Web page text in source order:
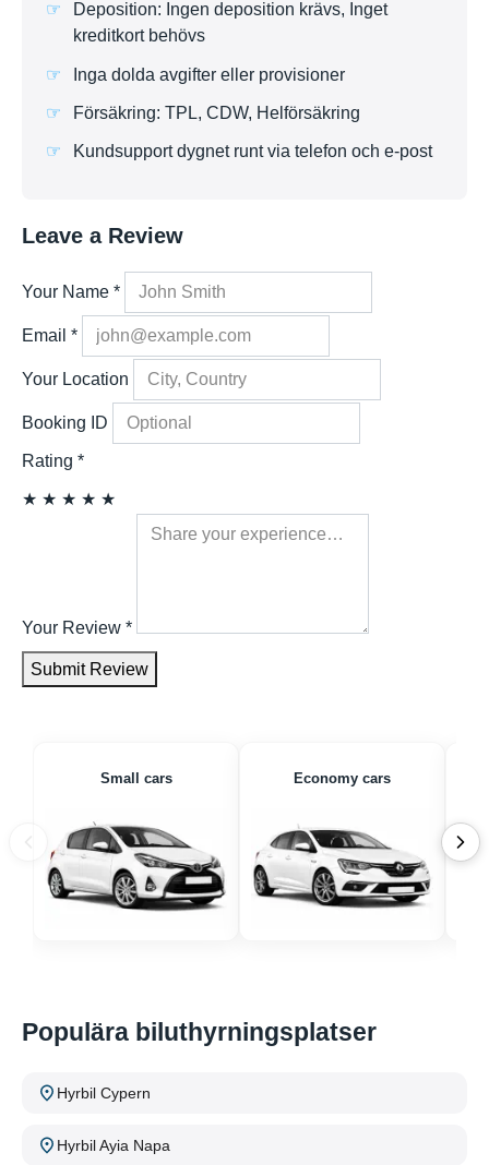
Deposition: Ingen deposition krävs, Inget
kreditkort behövs
Inga dolda avgifter eller provisioner
Försäkring: TPL, CDW, Helförsäkring
Kundsupport dygnet runt via telefon och e-post
Leave a Review
Your Name *
Email *
Your Location
Booking ID
Rating *
★ ★ ★ ★ ★
Your Review *
Submit Review
Small cars Economy cars
Populära biluthyrningsplatser
Hyrbil Cypern
Hyrbil Ayia Napa